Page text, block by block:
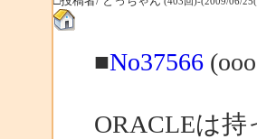
■No37566
ORACLEは